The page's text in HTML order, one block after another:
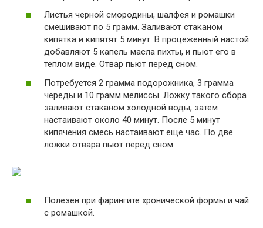
Листья черной смородины, шалфея и ромашки
смешивают по 5 грамм. Заливают стаканом
кипятка и кипятят 5 минут. В процеженный настой
добавляют 5 капель масла пихты, и пьют его в
теплом виде. Отвар пьют перед сном.
Потребуется 2 грамма подорожника, 3 грамма
череды и 10 грамм мелиссы. Ложку такого сбора
заливают стаканом холодной воды, затем
настаивают около 40 минут. После 5 минут
кипячения смесь настаивают еще час. По две
ложки отвара пьют перед сном.
Полезен при фарингите хронической формы и чай
с ромашкой.